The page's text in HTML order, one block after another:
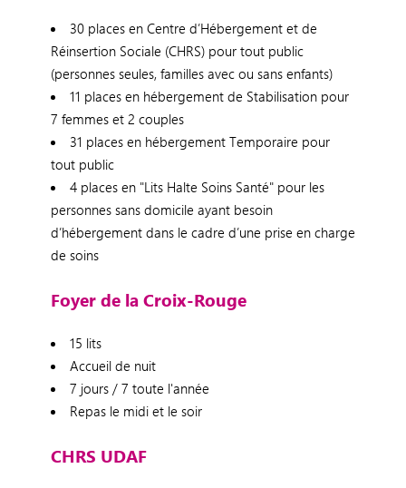
30 places en Centre d’Hébergement et de
Réinsertion Sociale (CHRS) pour tout public
(personnes seules, familles avec ou sans enfants)
11 places en hébergement de Stabilisation pour
7 femmes et 2 couples
31 places en hébergement Temporaire pour
tout public
4 places en "Lits Halte Soins Santé" pour les
personnes sans domicile ayant besoin
d’hébergement dans le cadre d’une prise en charge
de soins
Foyer de la Croix-Rouge
15 lits
Accueil de nuit
7 jours / 7 toute l'année
Repas le midi et le soir
CHRS UDAF